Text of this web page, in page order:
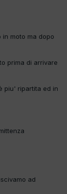
moto ma dopo
prima di arrivare
piu' ripartita ed in
ad